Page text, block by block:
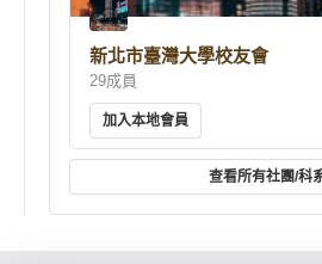
新北市臺灣大學校友會
29成員
加入本地會員
查看所有社團/科